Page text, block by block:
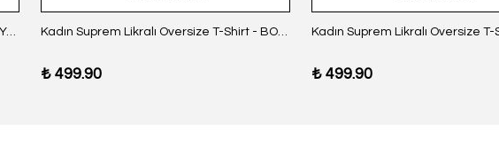
Kadın Suprem Likralı Oversize T-Shirt - SİYAH Kadın Suprem Likralı Oversize T-Shirt - BORDO
₺ 499.90 ₺ 499.90